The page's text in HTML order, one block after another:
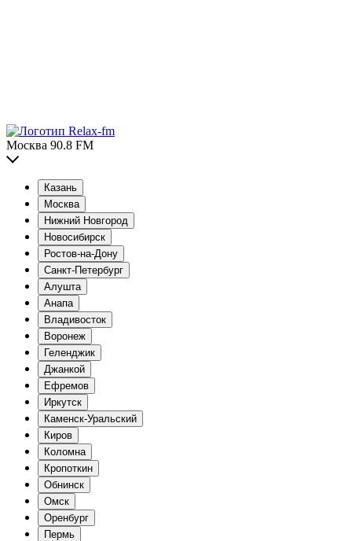
Москва 90.8 FM
Казань
Москва
Нижний Новгород
Новосибирск
Ростов-на-Дону
Санкт-Петербург
Алушта
Анапа
Владивосток
Воронеж
Геленджик
Джанкой
Ефремов
Иркутск
Каменск-Уральский
Киров
Коломна
Кропоткин
Обнинск
Омск
Оренбург
Пермь